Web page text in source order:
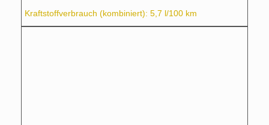
Kraftstoffverbrauch (kombiniert): 5,7 l/100 km